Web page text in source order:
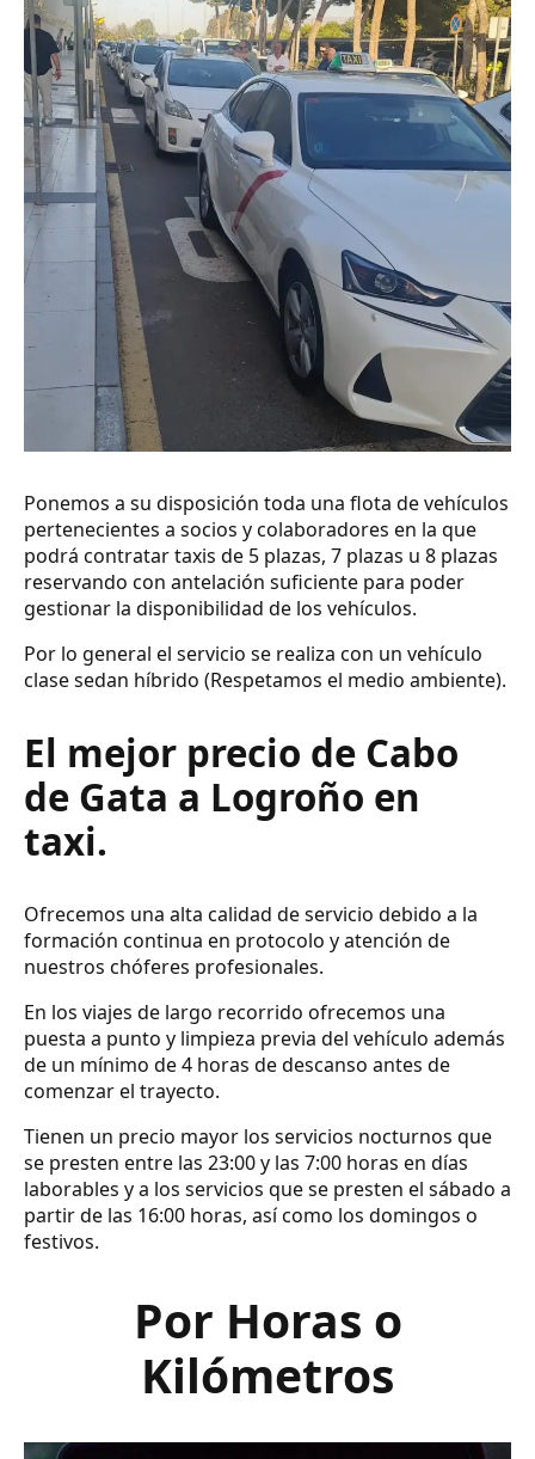
Ponemos a su disposición toda una flota de vehículos
pertenecientes a socios y colaboradores en la que
podrá contratar taxis de 5 plazas, 7 plazas u 8 plazas
reservando con antelación suficiente para poder
gestionar la disponibilidad de los vehículos.
Por lo general el servicio se realiza con un vehículo
clase sedan híbrido (Respetamos el medio ambiente).
El mejor precio de Cabo
de Gata a Logroño en
taxi.
Ofrecemos una alta calidad de servicio debido a la
formación continua en protocolo y atención de
nuestros chóferes profesionales.
En los viajes de largo recorrido ofrecemos una
puesta a punto y limpieza previa del vehículo además
de un mínimo de 4 horas de descanso antes de
comenzar el trayecto.
Tienen un precio mayor los servicios nocturnos que
se presten entre las 23:00 y las 7:00 horas en días
laborables y a los servicios que se presten el sábado a
partir de las 16:00 horas, así como los domingos o
festivos.
Por Horas o
Kilómetros